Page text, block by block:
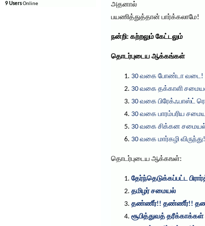
9 UsersOnline
அதனால்
பயணித்துத்தான் பார்க்கலாமே!
நன்றி: கற்றலும் கேட்டலும்
தொடர்புடைய ஆக்கங்கள்
30 வகை போண்டா வடை!
30 வகை தக்காளி
30 வகை பிரேக்ஃபாஸ்ட்
30 வகை பாரம்பரிய
30 வகை சிக்கன
30 வகை மார்கழி
தொடர்புடைய ஆக்கஙள்:
தேர்ந்தெடுக்கப்பட்ட
தண்ணீர்!! தண்ணீர்!!
சூபித்துவத்